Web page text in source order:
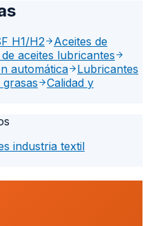
H1/H2
Aceites de
aceites lubricantes
automática
Lubricantes
grasas
Calidad y
industria textil